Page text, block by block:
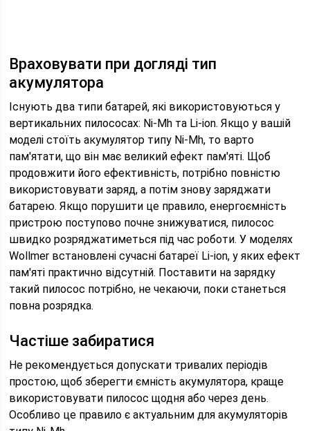
Враховувати при догляді тип
акумулятора
Існують два типи батарей, які використовуються у
вертикальних пилососах: Ni-Mh та Li-ion. Якщо у вашій
моделі стоїть акумулятор типу Ni-Mh, то варто
пам'ятати, що він має великий ефект пам'яті. Щоб
продовжити його ефективність, потрібно повністю
використовувати заряд, а потім знову заряджати
батарею. Якщо порушити це правило, енергоємність
пристрою поступово почне знижуватися, пилосос
швидко розряджатиметься під час роботи. У моделях
Wollmer встановлені сучасні батареї Li-ion, у яких ефект
пам'яті практично відсутній. Поставити на зарядку
такий пилосос потрібно, не чекаючи, поки станеться
повна розрядка.
Частіше забиратися
Не рекомендується допускати тривалих періодів
простою, щоб зберегти ємність акумулятора, краще
використовувати пилосос щодня або через день.
Особливо це правило є актуальним для акумуляторів